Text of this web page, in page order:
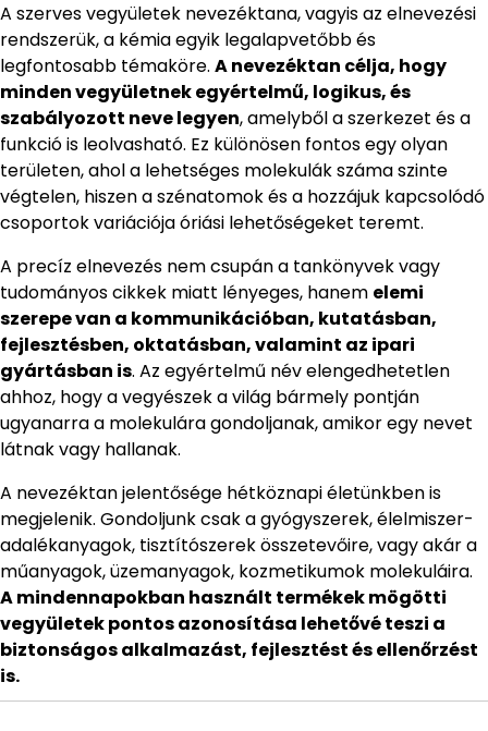
A szerves vegyületek nevezéktana, vagyis az elnevezési
rendszerük, a kémia egyik legalapvetőbb és
legfontosabb témaköre. A nevezéktan célja, hogy
minden vegyületnek egyértelmű, logikus, és
szabályozott neve legyen, amelyből a szerkezet és a
funkció is leolvasható. Ez különösen fontos egy olyan
területen, ahol a lehetséges molekulák száma szinte
végtelen, hiszen a szénatomok és a hozzájuk kapcsolódó
csoportok variációja óriási lehetőségeket teremt.
A precíz elnevezés nem csupán a tankönyvek vagy
tudományos cikkek miatt lényeges, hanem elemi
szerepe van a kommunikációban, kutatásban,
fejlesztésben, oktatásban, valamint az ipari
gyártásban is. Az egyértelmű név elengedhetetlen
ahhoz, hogy a vegyészek a világ bármely pontján
ugyanarra a molekulára gondoljanak, amikor egy nevet
látnak vagy hallanak.
A nevezéktan jelentősége hétköznapi életünkben is
megjelenik. Gondoljunk csak a gyógyszerek, élelmiszer-
adalékanyagok, tisztítószerek összetevőire, vagy akár a
műanyagok, üzemanyagok, kozmetikumok molekuláira.
A mindennapokban használt termékek mögötti
vegyületek pontos azonosítása lehetővé teszi a
biztonságos alkalmazást, fejlesztést és ellenőrzést
is.